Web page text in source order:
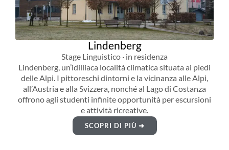
Lindenberg
Stage Linguistico · in residenza
Lindenberg, un’idilliaca località climatica situata ai piedi
delle Alpi. I pittoreschi dintorni e la vicinanza alle Alpi,
all’Austria e alla Svizzera, nonché al Lago di Costanza
offrono agli studenti infinite opportunità per escursioni
e attività ricreative.
SCOPRI DI PIÙ ➜